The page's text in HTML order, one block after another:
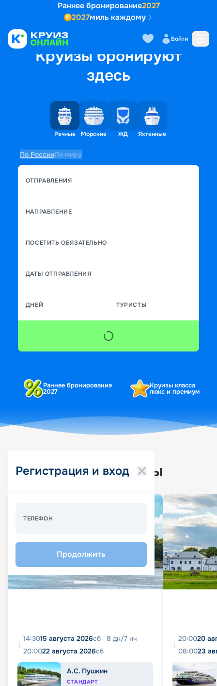
Раннее бронирование2027
2027миль каждому
Войти
Круизы бронируют
здесь
Речные Морские ЖД Яхтенные
По РоссииПо миру
ОТПРАВЛЕНИЯ
НАПРАВЛЕНИЕ
ПОСЕТИТЬ ОБЯЗАТЕЛЬНО
ДАТЫ ОТПРАВЛЕНИЯ
ДНЕЙ ТУРИСТЫ
Раннее бронирование
2027
Круизы класса
люкс и премиум
Регистрация и вход
ТЕЛЕФОН
Продолжить
Популярные круизы
14:3015 августа 2026сб 8 дн/7 нч
20:0022 августа 2026сб
А.С. Пушкин
СТАНДАРТ
20:0020
08:0023